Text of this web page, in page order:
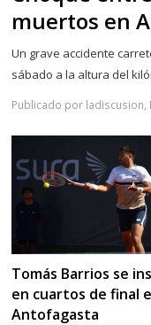
muertos en
Un grave accidente
sábado a la altura del
Publicado por ladiscusion,
Tomás Barrios se
en cuartos de final
Antofagasta